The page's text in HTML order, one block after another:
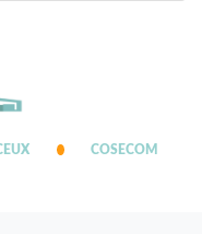
COSECOM